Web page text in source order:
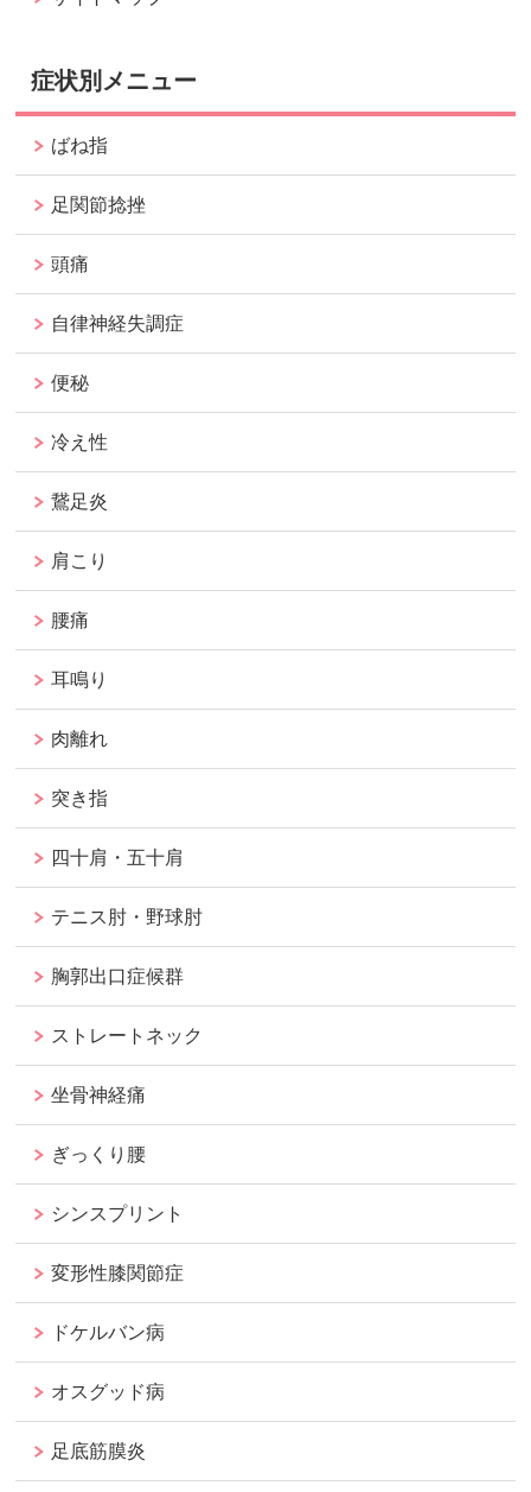
症状別メニュー
ばね指
足関節捻挫
頭痛
自律神経失調症
便秘
冷え性
鵞足炎
肩こり
腰痛
耳鳴り
肉離れ
突き指
四十肩・五十肩
テニス肘・野球肘
胸郭出口症候群
ストレートネック
坐骨神経痛
ぎっくり腰
シンスプリント
変形性膝関節症
ドケルバン病
オスグッド病
足底筋膜炎